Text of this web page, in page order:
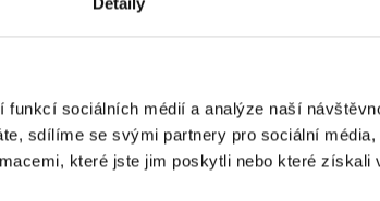
funkcí sociálních médií a analýze naší
sdílíme se svými partnery pro sociální
které jste jim poskytli nebo které získali